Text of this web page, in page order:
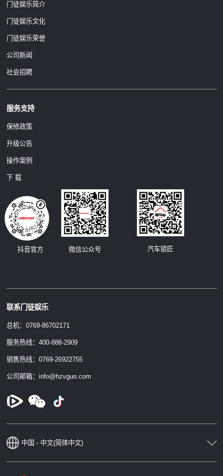
门徒娱乐简介
门徒娱乐文化
门徒娱乐荣誉
公司新闻
社会招聘
服务支持
保修政策
升级公告
操作案例
下 载
微信公众号
抖音官方 汽车锁匠
联系门徒娱乐
总机：0769-86702171
服务热线：400-888-2909
销售热线：0769-26922755
公司邮箱：info@hzvguo.com
中国 - 中文(简体中文)